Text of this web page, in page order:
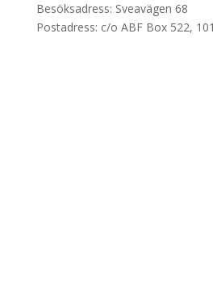
Besöksadress: Sveavägen 68
Postadress: c/o ABF Box 522,